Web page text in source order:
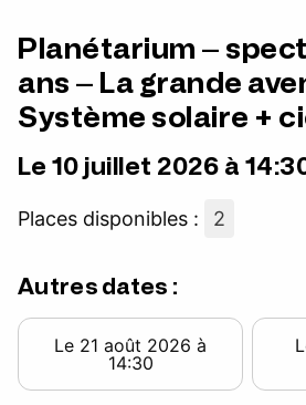
Planétarium –
ans – La grande
Système solaire +
Le 10 juillet 2026 à
Places disponibles : 2
Autres dates :
Le 21 août 2026 à
14:30